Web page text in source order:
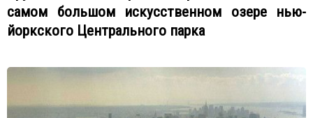
самом большом искусственном озере нью-
йоркского Центрального парка